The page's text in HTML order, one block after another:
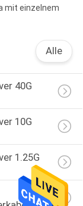
mit einzelnem
Alle
40G
10G
1.25G